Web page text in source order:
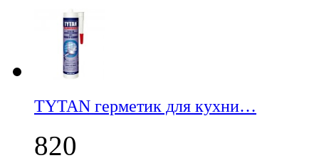
TYTAN герметик для кухни…
820